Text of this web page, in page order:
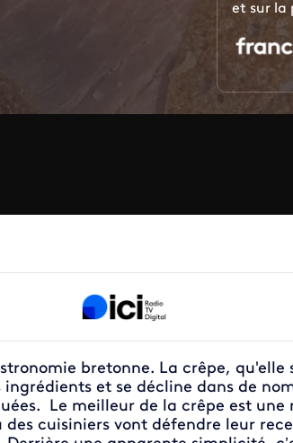
et sur la
bretonne. La crêpe,
et se décline dans de
Le meilleur de la crêpe est une
des cuisiniers vont défendre leur